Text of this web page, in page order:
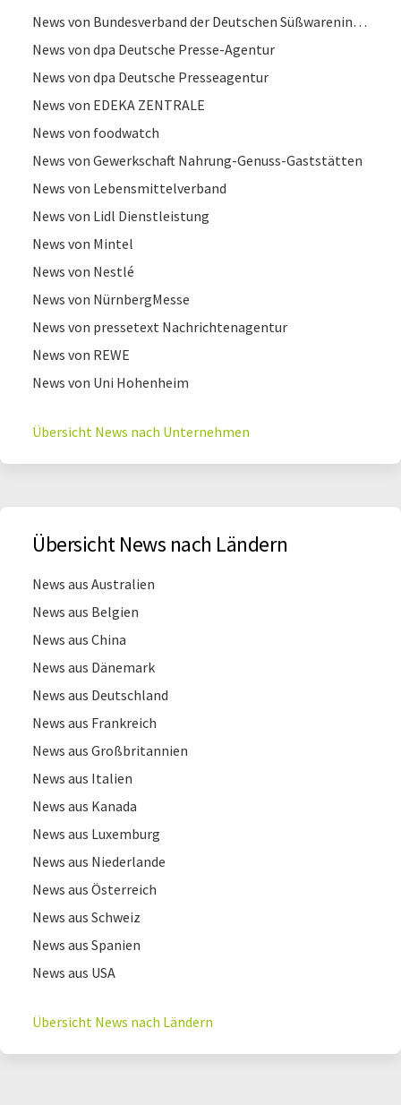
News von Bundesverband der Deutschen Süßwarenindustrie
News von dpa Deutsche Presse-Agentur
News von dpa Deutsche Presseagentur
News von EDEKA ZENTRALE
News von foodwatch
News von Gewerkschaft Nahrung-Genuss-Gaststätten
News von Lebensmittelverband
News von Lidl Dienstleistung
News von Mintel
News von Nestlé
News von NürnbergMesse
News von pressetext Nachrichtenagentur
News von REWE
News von Uni Hohenheim
Übersicht News nach Unternehmen
Übersicht News nach Ländern
News aus Australien
News aus Belgien
News aus China
News aus Dänemark
News aus Deutschland
News aus Frankreich
News aus Großbritannien
News aus Italien
News aus Kanada
News aus Luxemburg
News aus Niederlande
News aus Österreich
News aus Schweiz
News aus Spanien
News aus USA
Übersicht News nach Ländern